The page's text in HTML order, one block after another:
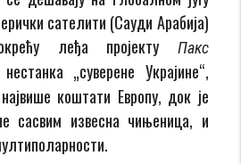
сателити (Сауди Арабија)
леђа пројекту
Пакс
„суверене Украјине“,
коштати Европу, док је
сасвим извесна чињеница, и